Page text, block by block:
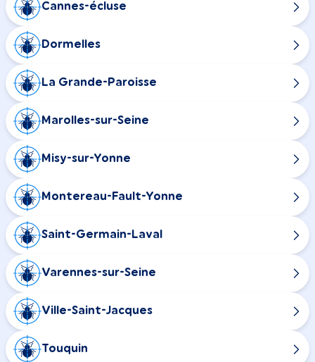
Cannes-écluse
Dormelles
La Grande-Paroisse
Marolles-sur-Seine
Misy-sur-Yonne
Montereau-Fault-Yonne
Saint-Germain-Laval
Varennes-sur-Seine
Ville-Saint-Jacques
Touquin